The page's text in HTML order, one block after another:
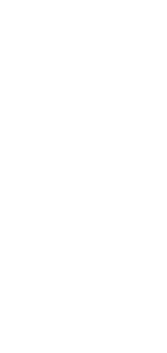
El líder
años
de
El dispositivo
barriada de La
pesaba una
Juzgado de
atentado contra